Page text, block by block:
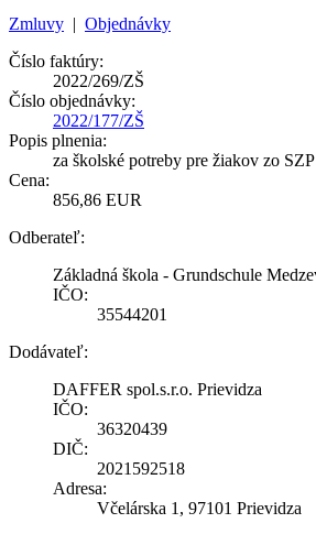
Zmluvy | Objednávky
Číslo faktúry:
2022/269/ZŠ
Číslo objednávky:
2022/177/ZŠ
Popis plnenia:
za školské potreby pre žiakov zo SZP
Cena:
856,86 EUR
Odberateľ:
Základná škola - Grundschule
IČO:
35544201
Dodávateľ:
DAFFER spol.s.r.o. Prievidza
IČO:
36320439
DIČ:
2021592518
Adresa:
Včelárska 1, 97101 Prievidza